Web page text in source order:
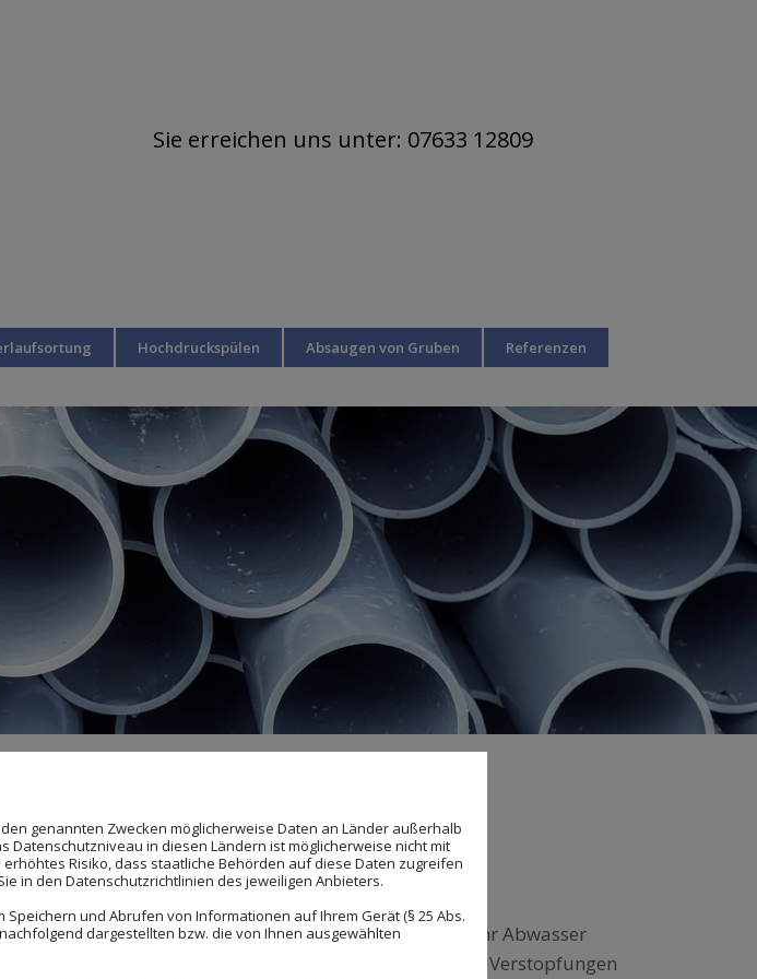
Sie erreichen uns unter: 07633 12809
Hochdruckspülen Absaugen von Gruben
Referenzen
stehen wir Ihnen bei Problemen rund um Ihr Abwasser
riecht es unangenehm aus dem Ausguss, sind häufig Verstopfungen
genannten Zwecken möglicherweise Daten an Länder außerhalb
Datenschutzniveau in diesen Ländern ist möglicherweise nicht mit
Risiko, dass staatliche Behörden auf diese Daten zugreifen
in den Datenschutzrichtlinien des jeweiligen Anbieters.
Speichern und Abrufen von Informationen auf Ihrem Gerät (§ 25 Abs.
dargestellten bzw. die von Ihnen ausgewählten